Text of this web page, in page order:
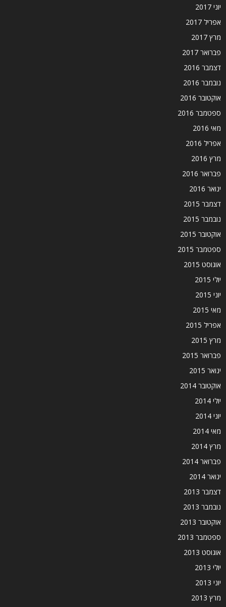
יוני 2017
אפריל 2017
מרץ 2017
פברואר 2017
דצמבר 2016
נובמבר 2016
אוקטובר 2016
ספטמבר 2016
מאי 2016
אפריל 2016
מרץ 2016
פברואר 2016
ינואר 2016
דצמבר 2015
נובמבר 2015
אוקטובר 2015
ספטמבר 2015
אוגוסט 2015
יולי 2015
יוני 2015
מאי 2015
אפריל 2015
מרץ 2015
פברואר 2015
ינואר 2015
אוקטובר 2014
יולי 2014
יוני 2014
מאי 2014
מרץ 2014
פברואר 2014
ינואר 2014
דצמבר 2013
נובמבר 2013
אוקטובר 2013
ספטמבר 2013
אוגוסט 2013
יולי 2013
יוני 2013
מרץ 2013